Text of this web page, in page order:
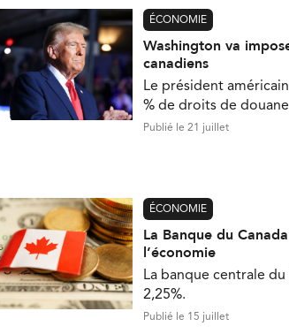
ÉCONOMIE
Washington va
canadiens
Le président
% de droits de
Publié le 21 juillet
ÉCONOMIE
La Banque du
l’économie
La banque centrale
2,25%.
Publié le 15 juillet